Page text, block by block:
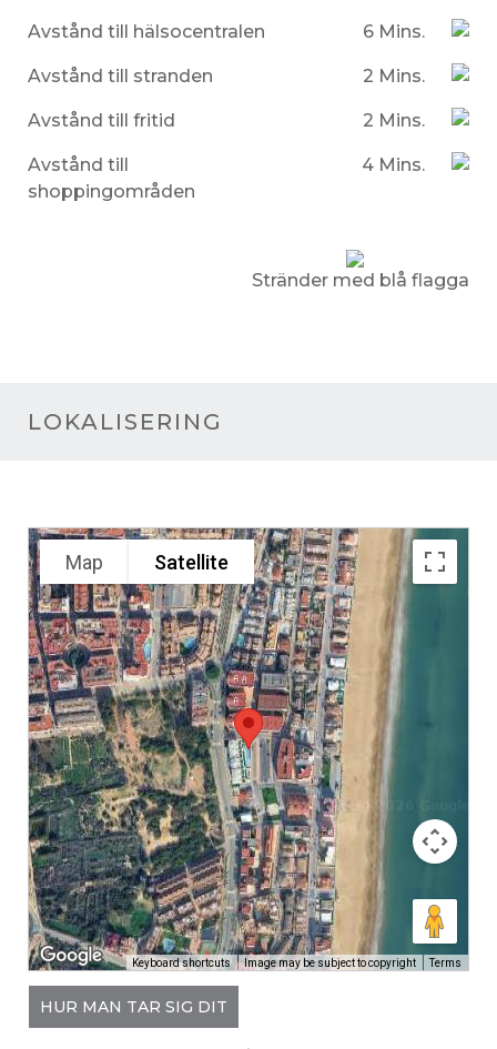
Avstånd till hälsocentralen 6 Mins.
Avstånd till stranden 2 Mins.
Avstånd till fritid 2 Mins.
Avstånd till
shoppingområden
4 Mins.
Stränder med blå flagga
LOKALISERING
Map Satellite
Keyboard shortcuts Image may be subject to copyright Terms
HUR MAN TAR SIG DIT